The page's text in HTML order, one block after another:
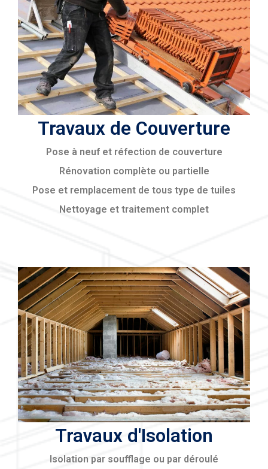
Travaux de Couverture
Pose à neuf et réfection de couverture
Rénovation complète ou partielle
Pose et remplacement de tous type de tuiles
Nettoyage et traitement complet
Travaux d'Isolation
Isolation par soufflage ou par déroulé